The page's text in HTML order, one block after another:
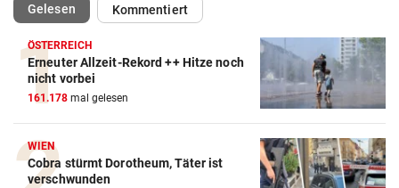
Gelesen(ausgewählt)Kommentiert
ÖSTERREICH
Erneuter Allzeit-Rekord ++ Hitze noch
nicht vorbei
161.178 mal gelesen
WIEN
Cobra stürmt Dorotheum, Täter ist
verschwunden